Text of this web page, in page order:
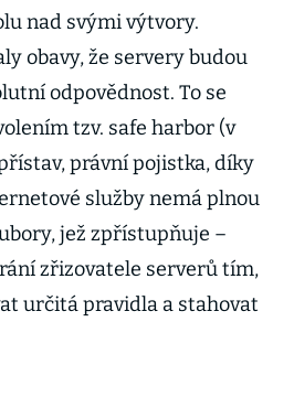
nad svými výtvory.
obavy, že servery budou
odpovědnost. To se
tzv. safe harbor (v
právní pojistka, díky
služby nemá plnou
jež zpřístupňuje –
zřizovatele serverů tím,
určitá pravidla a stahovat